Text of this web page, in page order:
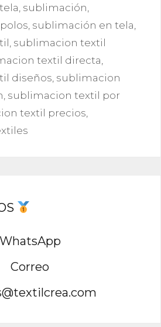
sublimación
sublimación en tela
sublimacion textil
textil directa
diseños sublimacion
sublimacion textil por
textil precios
WhatsApp
Correo